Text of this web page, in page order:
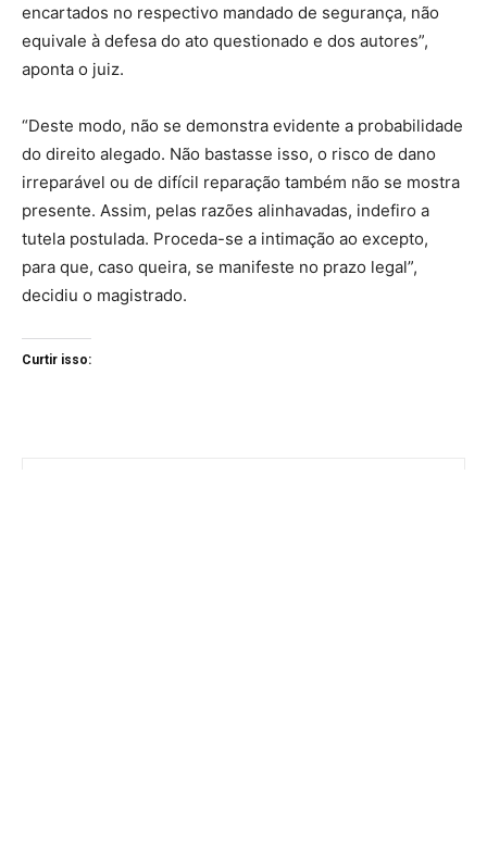
encartados no respectivo mandado de segurança, não
equivale à defesa do ato questionado e dos autores”,
aponta o juiz.
“Deste modo, não se demonstra evidente a probabilidade
do direito alegado. Não bastasse isso, o risco de dano
irreparável ou de difícil reparação também não se mostra
presente. Assim, pelas razões alinhavadas, indefiro a
tutela postulada. Proceda-se a intimação ao excepto,
para que, caso queira, se manifeste no prazo legal”,
decidiu o magistrado.
Curtir isso: